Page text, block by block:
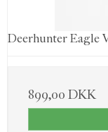
Deerhunter Eagle
899,00 DKK